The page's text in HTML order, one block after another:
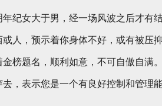
纪女大于男，经一场风波之后才有结
人，预示着你身体不好，或有被压
榜题名，顺利如意，不可自傲自满。
，表示您是一个有良好控制和管理